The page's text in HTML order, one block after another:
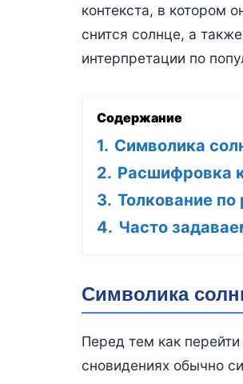
контекста, в котором
снится солнце, а
интерпретации по
Содержание
1. Символика
2. Расшифровка
3. Толкование
4. Часто
Символика
Перед тем как
сновидениях обычно